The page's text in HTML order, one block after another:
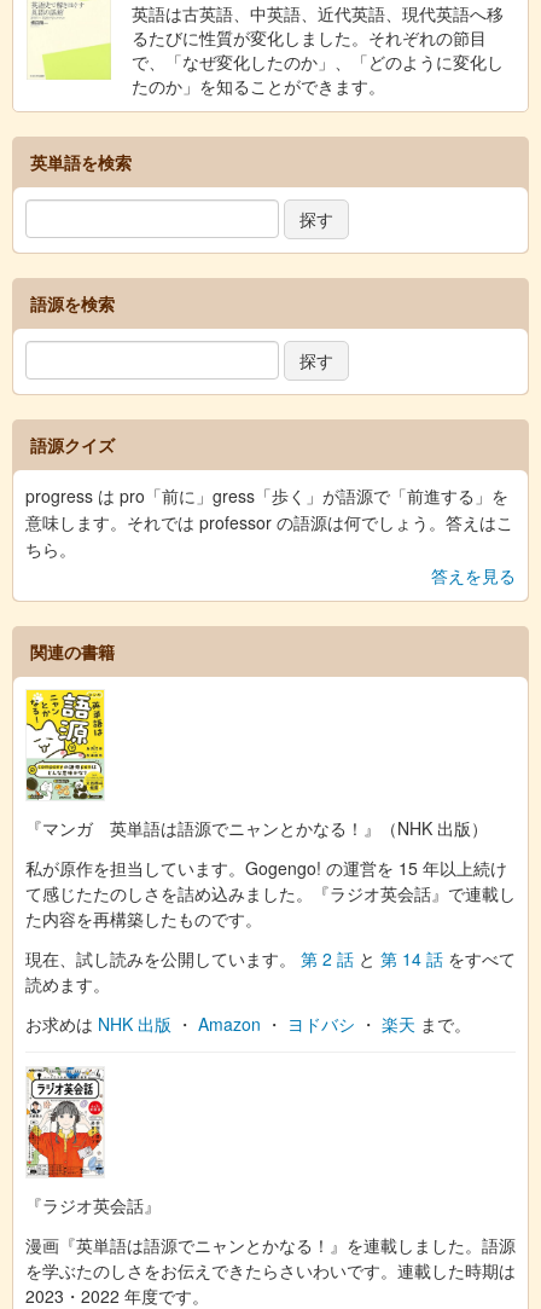
英語は古英語、中英語、近代英語、現代英語へ移
るたびに性質が変化しました。それぞれの節目
で、「なぜ変化したのか」、「どのように変化し
たのか」を知ることができます。
英単語を検索
語源を検索
語源クイズ
progress は pro「前に」gress「歩く」が語源で「前進する」を
意味します。それでは professor の語源は何でしょう。答えはこ
ちら。
答えを見る
関連の書籍
『マンガ 英単語は語源でニャンとかなる！』（NHK 出版）
私が原作を担当しています。Gogengo! の運営を 15 年以上続け
て感じたたのしさを詰め込みました。『ラジオ英会話』で連載し
た内容を再構築したものです。
現在、試し読みを公開しています。 第 2 話 と 第 14 話 をすべて
読めます。
お求めは NHK 出版 ・ Amazon ・ ヨドバシ ・ 楽天 まで。
『ラジオ英会話』
漫画『英単語は語源でニャンとかなる！』を連載しました。語源
を学ぶたのしさをお伝えできたらさいわいです。連載した時期は
2023・2022 年度です。